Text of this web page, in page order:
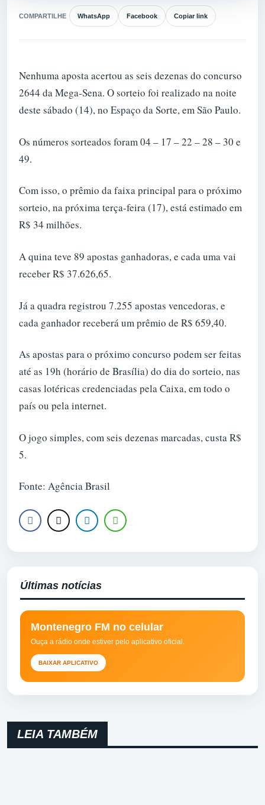
COMPARTILHE WhatsApp Facebook Copiar link
Nenhuma aposta acertou as seis dezenas do concurso
2644 da Mega-Sena. O sorteio foi realizado na noite
deste sábado (14), no Espaço da Sorte, em São Paulo.
Os números sorteados foram 04 – 17 – 22 – 28 – 30 e
49.
Com isso, o prêmio da faixa principal para o próximo
sorteio, na próxima terça-feira (17), está estimado em
R$ 34 milhões.
A quina teve 89 apostas ganhadoras, e cada uma vai
receber R$ 37.626,65.
Já a quadra registrou 7.255 apostas vencedoras, e
cada ganhador receberá um prêmio de R$ 659,40.
As apostas para o próximo concurso podem ser feitas
até as 19h (horário de Brasília) do dia do sorteio, nas
casas lotéricas credenciadas pela Caixa, em todo o
país ou pela internet.
O jogo simples, com seis dezenas marcadas, custa R$
5.
Fonte: Agência Brasil
Últimas notícias
Montenegro FM no celular
Ouça a rádio onde estiver pelo aplicativo oficial.
BAIXAR APLICATIVO
LEIA TAMBÉM